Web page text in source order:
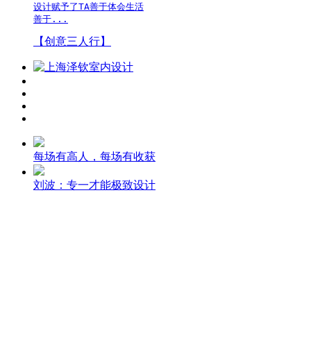
设计赋予了TA善于体会生活
善于...
【创意三人行】
每场有高人，每场有收获
刘波：专一才能极致设计